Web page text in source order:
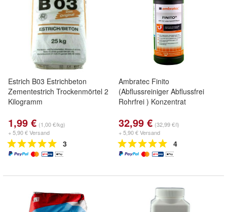
Estrich B03 Estrichbeton
Zementestrich Trockenmörtel 2
Kilogramm
1,99 € (1,00 €/kg)
+ 5,90 € Versand
3
Ambratec Finito
(Abflussreiniger Abflussfrei
Rohrfrei ) Konzentrat
32,99 € (32,99 €/l)
+ 5,90 € Versand
4